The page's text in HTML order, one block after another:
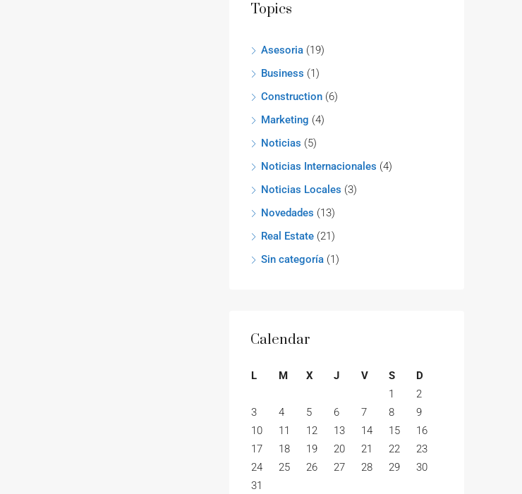
Topics
Asesoria (19)
Business (1)
Construction (6)
Marketing (4)
Noticias (5)
Noticias Internacionales (4)
Noticias Locales (3)
Novedades (13)
Real Estate (21)
Sin categoría (1)
Calendar
L M X J V S
D
1
2
3
4 5 6 7 8
9
10
11 12 13 14 15
16
17
18 19 20 21 22
23
24
25 26 27 28 29
30
31